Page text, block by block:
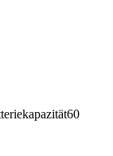
60